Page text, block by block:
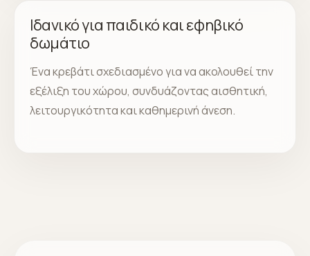
Ιδανικό για παιδικό και εφηβικό
δωμάτιο
Ένα κρεβάτι σχεδιασμένο για να ακολουθεί την
εξέλιξη του χώρου, συνδυάζοντας αισθητική,
λειτουργικότητα και καθημερινή άνεση.